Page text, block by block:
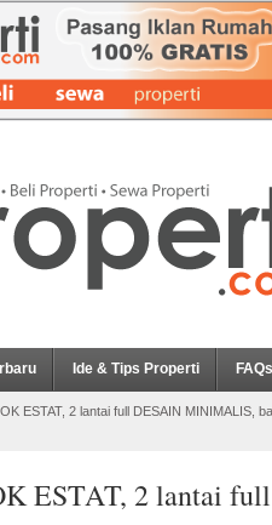
Ide & Tips Properti FAQs
ESTAT, 2 lantai full DESAIN MINIMALIS,
ESTAT, 2 lantai full